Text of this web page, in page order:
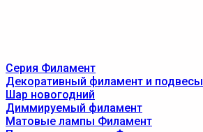
Серия Филамент
Декоративный филамент и подвесы
Шар новогодний
Диммируемый филамент
Матовые лампы Филамент